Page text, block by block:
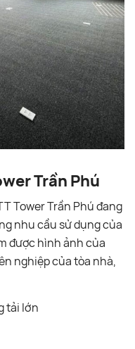
Trần Phú
Tower Trần Phú đang
nhu cầu sử dụng của
được hình ảnh của
nghiệp của tòa nhà,
tải lớn